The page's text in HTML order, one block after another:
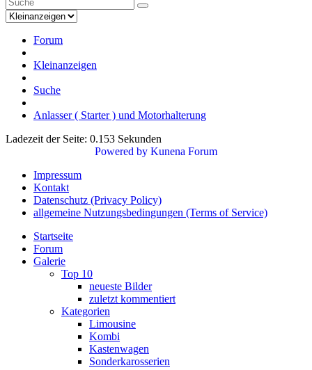
Forum
Kleinanzeigen
Suche
Anlasser ( Starter ) und Motorhalterung
Ladezeit der Seite: 0.153 Sekunden
Powered by Kunena Forum
Impressum
Kontakt
Datenschutz (Privacy Policy)
allgemeine Nutzungsbedingungen (Terms of Service)
Startseite
Forum
Galerie
Top 10
neueste Bilder
zuletzt kommentiert
Kategorien
Limousine
Kombi
Kastenwagen
Sonderkarosserien